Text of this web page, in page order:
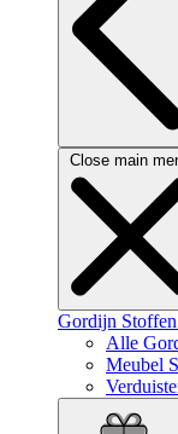
Close main
Gordijn
Alle
Meubel